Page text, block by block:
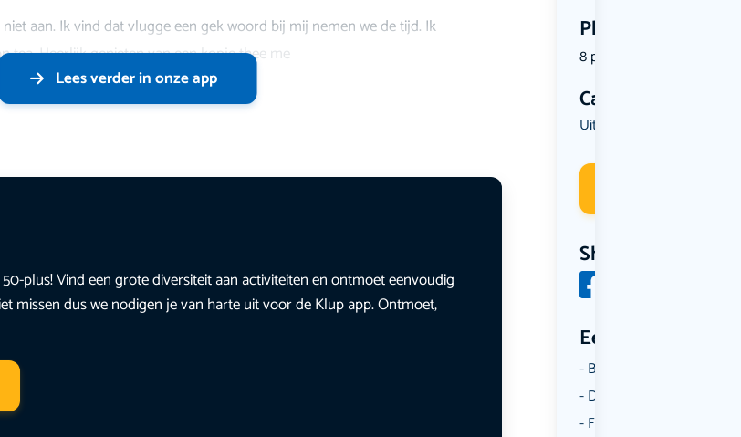
Plekken
8 plekken beschikbaar
Categorie
Uit eten
Share
Een aantal
Borrelen
Dansen
Fietsen
aan. Ik vind dat vlugge een gek woord bij mij nemen we de tijd. Ik
tea. Heerlijk genieten van een kopje thee me
Lees verder in onze app
plus! Vind een grote diversiteit aan activiteiten en ontmoet eenvoudig
missen dus we nodigen je van harte uit voor de Klup app. Ontmoet,